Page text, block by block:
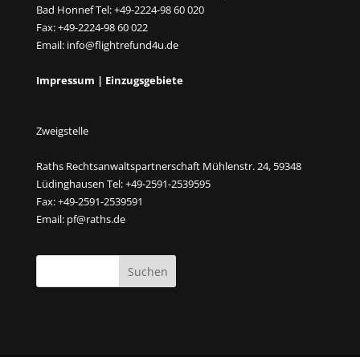
Bad Honnef Tel: +49-2224-98 60 020
Fax: +49-2224-98 60 022
Email: info@flightrefund4u.de
Impressum | Einzugsgebiete
Zweigstelle
Raths Rechtsanwaltspartnerschaft Mühlenstr. 24, 59348
Lüdinghausen Tel: +49-2591-2539595
Fax: +49-2591-2539591
Email: pf@raths.de